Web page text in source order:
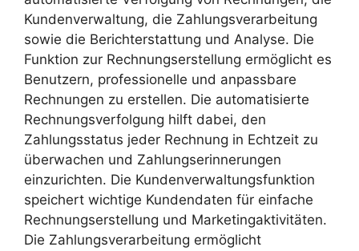
Kundenverwaltung, die Zahlungsverarbeitung
sowie die Berichterstattung und Analyse. Die
Funktion zur Rechnungserstellung ermöglicht es
Benutzern, professionelle und anpassbare
Rechnungen zu erstellen. Die automatisierte
Rechnungsverfolgung hilft dabei, den
Zahlungsstatus jeder Rechnung in Echtzeit zu
überwachen und Zahlungserinnerungen
einzurichten. Die Kundenverwaltungsfunktion
speichert wichtige Kundendaten für einfache
Rechnungserstellung und Marketingaktivitäten.
Die Zahlungsverarbeitung ermöglicht